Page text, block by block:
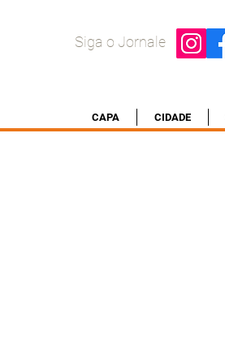
Siga o Jornale
CAPA CIDADE